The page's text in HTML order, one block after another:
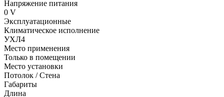
Напряжение питания
0 V
Эксплуатационные
Климатическое исполнение
УХЛ4
Место применения
Только в помещении
Место установки
Потолок / Cтена
Габариты
Длина